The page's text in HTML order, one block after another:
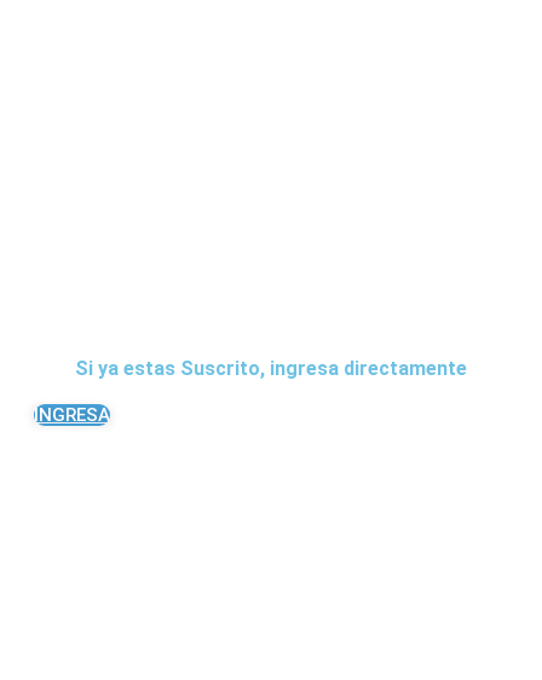
Si ya estas Suscrito, ingresa directamente
INGRESA